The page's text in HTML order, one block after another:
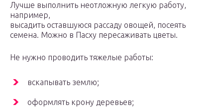
Лучше выполнить неотложную легкую работу,
например,
высадить оставшуюся рассаду овощей, посеять
семена. Можно в Пасху пересаживать цветы.
Не нужно проводить тяжелые работы:
вскапывать землю;
оформлять крону деревьев;